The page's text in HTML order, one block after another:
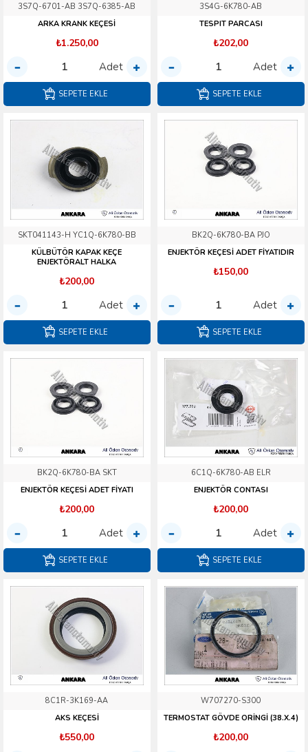
3S7Q-6701-AB 3S7Q-6385-AB
ARKA KRANK KEÇESİ
₺1.250,00
Adet
SEPETE EKLE
3S4G-6K780-AB
TESPIT PARCASI
₺202,00
Adet
SEPETE EKLE
SKT041143-H YC1Q-6K780-BB
KÜLBÜTÖR KAPAK KEÇE
ENJEKTÖRALT HALKA
₺200,00
Adet
SEPETE EKLE
BK2Q-6K780-BA PJO
ENJEKTÖR KEÇESİ ADET FİYATIDIR
₺150,00
Adet
SEPETE EKLE
BK2Q-6K780-BA SKT
ENJEKTÖR KEÇESİ ADET FİYATI
₺200,00
Adet
SEPETE EKLE
6C1Q-6K780-AB ELR
ENJEKTÖR CONTASI
₺200,00
Adet
SEPETE EKLE
8C1R-3K169-AA
AKS KEÇESİ
₺550,00
W707270-S300
TERMOSTAT GÖVDE ORİNGİ (38.X.4)
₺200,00